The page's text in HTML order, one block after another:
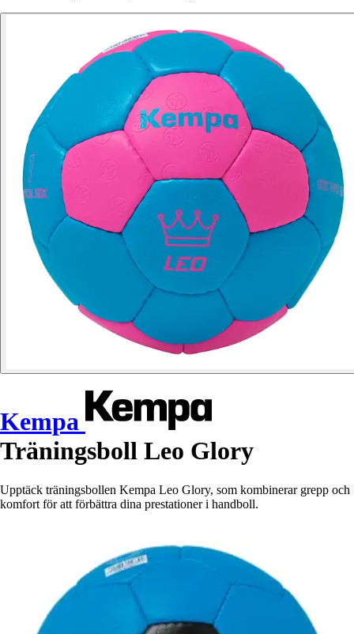
Kempa
Träningsboll Leo Glory
Upptäck träningsbollen Kempa Leo Glory, som kombinerar grepp och
komfort för att förbättra dina prestationer i handboll.